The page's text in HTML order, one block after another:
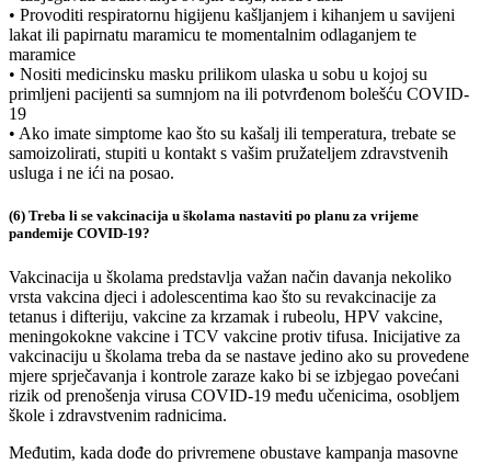
• Provoditi respiratornu higijenu kašljanjem i kihanjem u savijeni
lakat ili papirnatu maramicu te momentalnim odlaganjem te
maramice
• Nositi medicinsku masku prilikom ulaska u sobu u kojoj su
primljeni pacijenti sa sumnjom na ili potvrđenom bolešću COVID-
19
• Ako imate simptome kao što su kašalj ili temperatura, trebate se
samoizolirati, stupiti u kontakt s vašim pružateljem zdravstvenih
usluga i ne ići na posao.
(6) Treba li se vakcinacija u školama nastaviti po planu za vrijeme
pandemije COVID-19?
Vakcinacija u školama predstavlja važan način davanja nekoliko
vrsta vakcina djeci i adolescentima kao što su revakcinacije za
tetanus i difteriju, vakcine za krzamak i rubeolu, HPV vakcine,
meningokokne vakcine i TCV vakcine protiv tifusa. Inicijative za
vakcinaciju u školama treba da se nastave jedino ako su provedene
mjere sprječavanja i kontrole zaraze kako bi se izbjegao povećani
rizik od prenošenja virusa COVID-19 među učenicima, osobljem
škole i zdravstvenim radnicima.
Međutim, kada dođe do privremene obustave kampanja masovne